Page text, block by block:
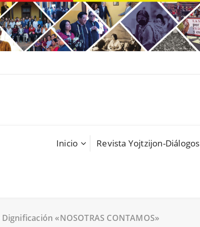
Inicio Revista Yojtzijon-Diálogos
«NOSOTRAS CONTAMOS»